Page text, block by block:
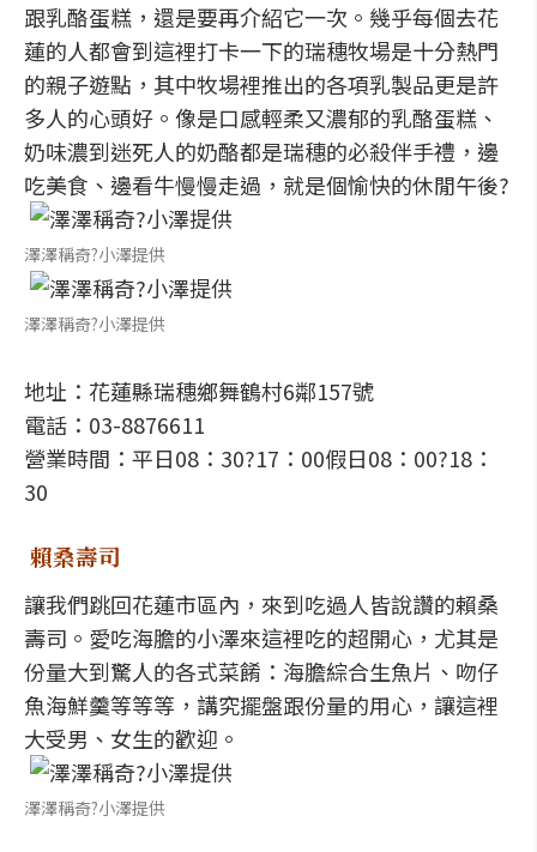
跟乳酪蛋糕，還是要再介紹它一次。幾乎每個去花
蓮的人都會到這裡打卡一下的瑞穗牧場是十分熱門
的親子遊點，其中牧場裡推出的各項乳製品更是許
多人的心頭好。像是口感輕柔又濃郁的乳酪蛋糕、
奶味濃到迷死人的奶酪都是瑞穗的必殺伴手禮，邊
吃美食、邊看牛慢慢走過，就是個愉快的休閒午後?
澤澤稱奇?小澤提供
澤澤稱奇?小澤提供
地址：花蓮縣瑞穗鄉舞鶴村6鄰157號
電話：03-8876611
營業時間：平日08：30?17：00假日08：00?18：
30
賴桑壽司
讓我們跳回花蓮市區內，來到吃過人皆說讚的賴桑
壽司。愛吃海膽的小澤來這裡吃的超開心，尤其是
份量大到驚人的各式菜餚：海膽綜合生魚片、吻仔
魚海鮮羹等等等，講究擺盤跟份量的用心，讓這裡
大受男、女生的歡迎。
澤澤稱奇?小澤提供